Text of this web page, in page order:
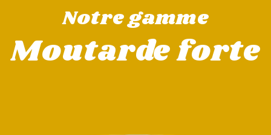
Notre gamme
Moutarde forte